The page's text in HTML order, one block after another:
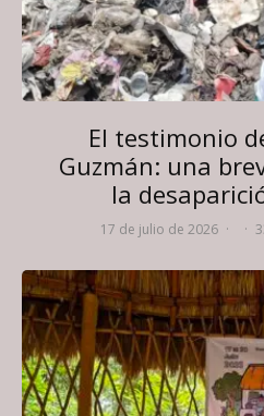
El testimonio
Guzmán: una
la
17 de julio de 2026 · ·